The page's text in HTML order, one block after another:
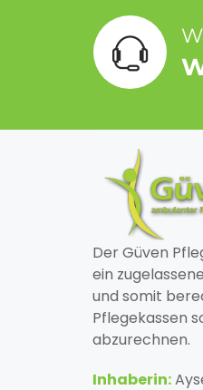
Der Güven
ein
und somit
Pflegekassen
abzurechnen.
Inhaberin: